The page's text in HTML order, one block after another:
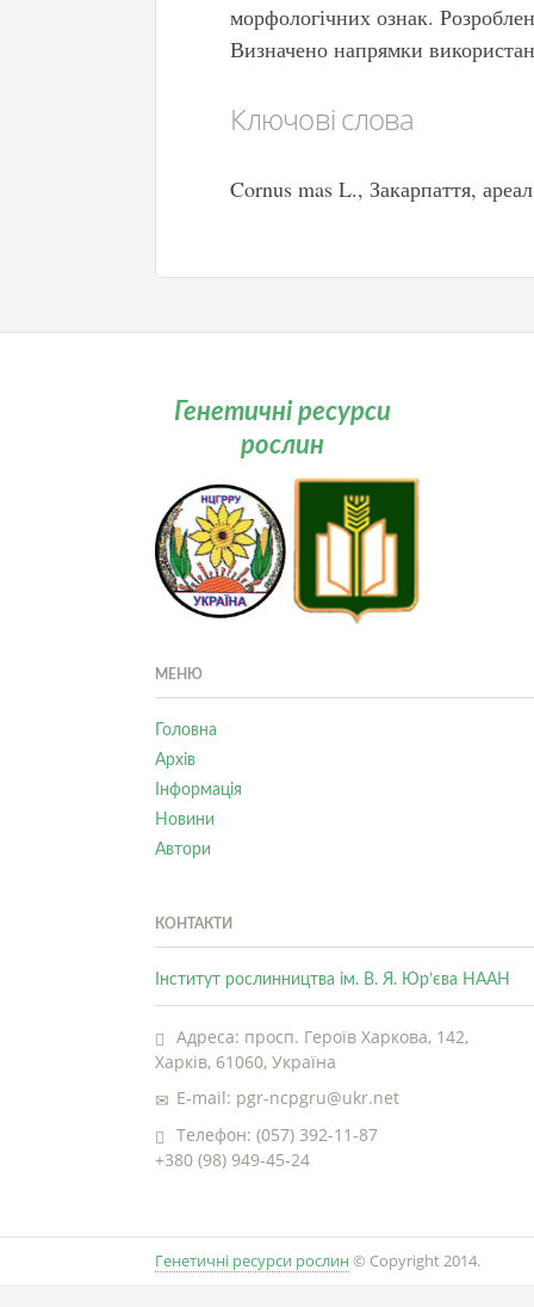
морфологічних ознак.
Визначено напрямки
Ключові слова
Cornus mas L., Закарпаття,
Генетичні ресурси
рослин
МЕНЮ
Головна
Архів
Інформація
Новини
Автори
КОНТАКТИ
Інститут рослинництва ім. В. Я. Юр’єва НААН
Адреса: просп. Героїв Харкова, 142,
Харків, 61060, Україна
E-mail: pgr-ncpgru@ukr.net
Телефон: (057) 392-11-87
+380 (98) 949-45-24
Генетичні ресурси рослин © Copyright 2014.